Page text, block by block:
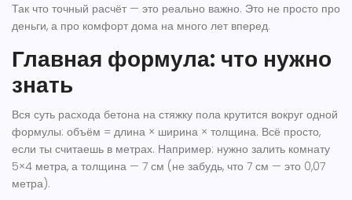
Так что точный расчёт — это реально важно. Это не просто про
деньги, а про комфорт дома на много лет вперед.
Главная формула: что нужно
знать
Вся суть расхода бетона на стяжку пола крутится вокруг одной
формулы: объём = длина × ширина × толщина. Всё просто,
если ты считаешь в метрах. Например: нужно залить комнату
5×4 метра, а толщина — 7 см (не забудь, что 7 см — это 0,07
метра).